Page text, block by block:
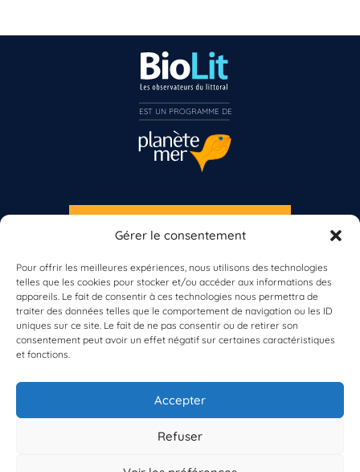
Gérer le consentement
Pour offrir les meilleures expériences, nous utilisons des technologies
telles que les cookies pour stocker et/ou accéder aux informations des
appareils. Le fait de consentir à ces technologies nous permettra de
traiter des données telles que le comportement de navigation ou les ID
uniques sur ce site. Le fait de ne pas consentir ou de retirer son
consentement peut avoir un effet négatif sur certaines caractéristiques
et fonctions.
Accepter
Refuser
À propos de BioLit
Vos données d'observation
Ressources
Résultats du programme
Contacts
S'INSCRIRE À LA NEWSLETTER
Vous n’êtes pas encore inscrit à Biolit ?
Inscrivez-vous dès maintenant